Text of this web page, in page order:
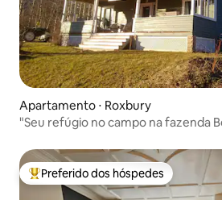
Apartamento ⋅ Roxbury
"Seu refúgio no campo na fazenda
Entre os melhores preferidos dos
Preferido dos hóspedes